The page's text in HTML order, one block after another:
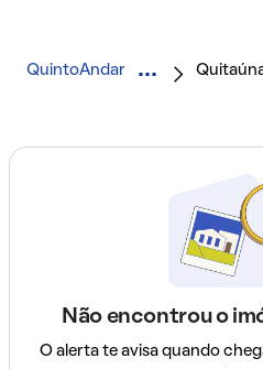
QuintoAndar
Não encontrou o
O alerta te avisa quando